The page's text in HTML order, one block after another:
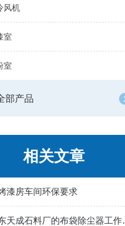
风机
室
室
部产品
相关文章
漆房车间环保要求
山东天